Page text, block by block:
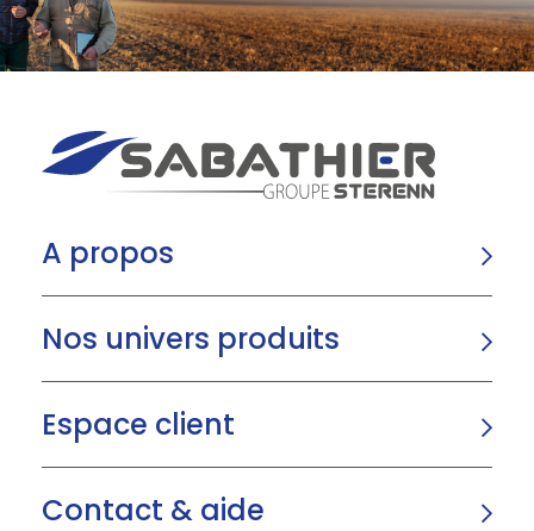
A propos
Nos univers produits
Espace client
Contact & aide